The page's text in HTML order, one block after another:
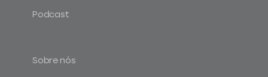
Podcast
Sobre nós